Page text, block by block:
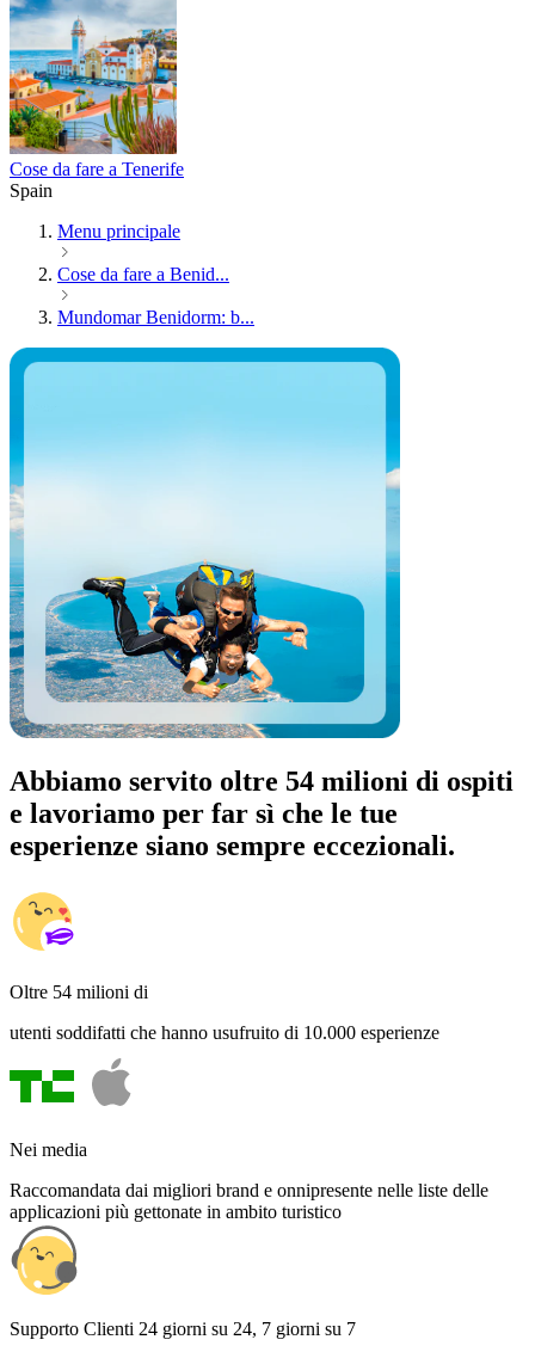
Cose da fare a Tenerife
Spain
Menu principale
Cose da fare a Benid...
Mundomar Benidorm: b...
Abbiamo servito oltre 54 milioni di ospiti
e lavoriamo per far sì che le tue
esperienze siano sempre eccezionali.
Oltre 54 milioni di
utenti soddifatti che hanno usufruito di 10.000 esperienze
Nei media
Raccomandata dai migliori brand e onnipresente nelle liste delle
applicazioni più gettonate in ambito turistico
Supporto Clienti 24 giorni su 24, 7 giorni su 7